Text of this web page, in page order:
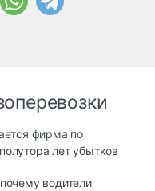
фирма по
лет убытков
водители